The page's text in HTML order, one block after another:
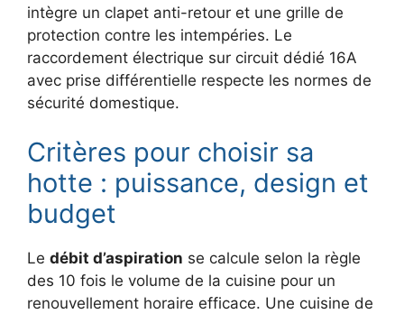
intègre un clapet anti-retour et une grille de
protection contre les intempéries. Le
raccordement électrique sur circuit dédié 16A
avec prise différentielle respecte les normes de
sécurité domestique.
Critères pour choisir sa
hotte : puissance, design et
budget
Le débit d’aspiration se calcule selon la règle
des 10 fois le volume de la cuisine pour un
renouvellement horaire efficace. Une cuisine de